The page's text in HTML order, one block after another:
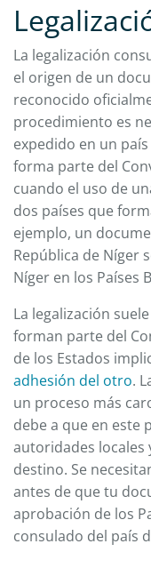
La legalización
el origen de un
reconocido
procedimiento es
expedido en un
forma parte del
cuando el uso de
dos países que
ejemplo, un
República de Níger
Níger en los Países
La legalización
forman parte del
de los Estados
adhesión del otro.
un proceso más
debe a que en este
autoridades locales
destino. Se
antes de que tu
aprobación de los
consulado del país